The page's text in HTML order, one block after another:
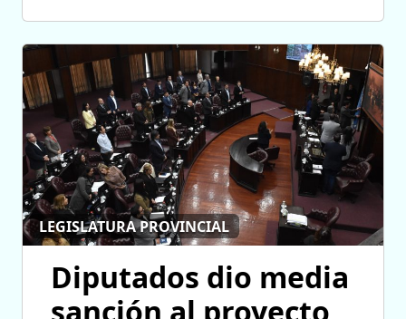
LEGISLATURA PROVINCIAL
Diputados dio media